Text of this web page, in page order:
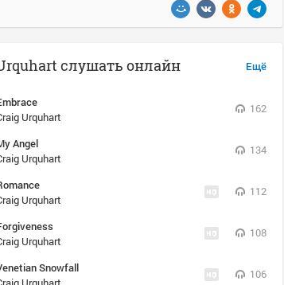
Ещё
слушать онлайн
Urquhart
162
Angel
Urquhart
134
Urquhart
112
Urquhart
108
Snowfall
106